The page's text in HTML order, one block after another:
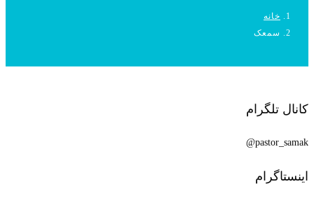
خانه
سمعک
کانال تلگرام
pastor_samak@
اینستاگرام